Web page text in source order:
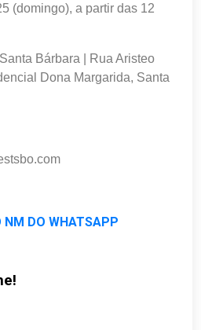
(domingo), a partir das 12
Bárbara | Rua Aristeo
Dona Margarida, Santa
NM DO WHATSAPP